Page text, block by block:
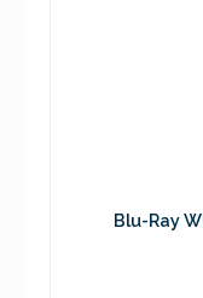
Blu-Ray